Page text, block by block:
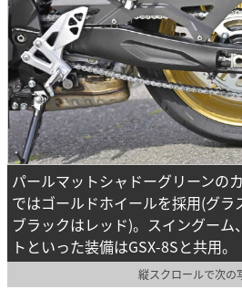
パールマットシャドーグリーンの
ではゴールドホイールを採用(グラ
ブラックはレッド)。スイングーム
トといった装備はGSX-8Sと共用。
縦スクロールで次の